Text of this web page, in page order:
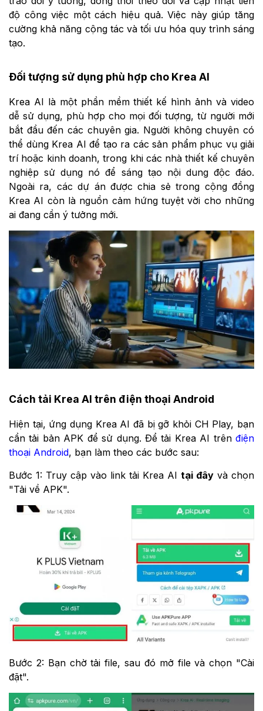
độ công việc một cách hiệu quả. Việc này giúp tăng
cường khả năng cộng tác và tối ưu hóa quy trình sáng
tạo.
Đối tượng sử dụng phù hợp cho Krea AI
Krea AI là một phần mềm thiết kế hình ảnh và video
dễ sử dụng, phù hợp cho mọi đối tượng, từ người mới
bắt đầu đến các chuyên gia. Người không chuyên có
thể dùng Krea AI để tạo ra các sản phẩm phục vụ giải
trí hoặc kinh doanh, trong khi các nhà thiết kế chuyên
nghiệp sử dụng nó để sáng tạo nội dung độc đáo.
Ngoài ra, các dự án được chia sẻ trong cộng đồng
Krea AI còn là nguồn cảm hứng tuyệt vời cho những
ai đang cần ý tưởng mới.
Cách tải Krea AI trên điện thoại Android
Hiện tại, ứng dụng Krea AI đã bị gỡ khỏi CH Play, bạn
cần tải bản APK để sử dụng. Để tải Krea AI trên điện
thoại Android, bạn làm theo các bước sau:
Bước 1: Truy cập vào link tải Krea AI tại đây và chọn
"Tải về APK".
Bước 2: Bạn chờ tải file, sau đó mở file và chọn "Cài
đặt".